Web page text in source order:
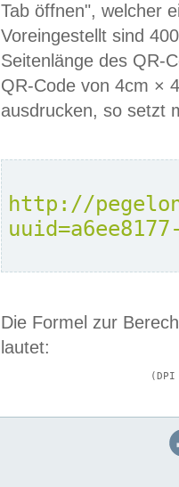
Tab öffnen", welcher
Voreingestellt sind
Seitenlänge des QR-
QR-Code von 4cm ×
ausdrucken, so setzt
http://
Die Formel zur
lautet: